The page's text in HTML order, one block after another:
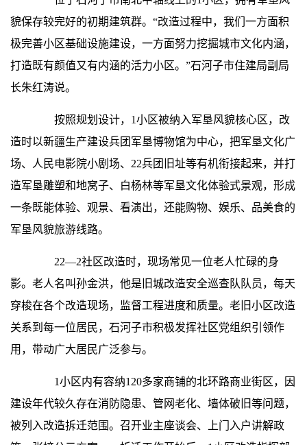
貌保存较完好的初期建筑群。“改造过程中，我们一方面积
极完善小区基础设施建设，一方面努力挖掘城市文化内涵，
打造既有颜值又有内涵的活力小区。”石河子市住建局副局
长朱红涛说。
按照规划设计，1小区被纳入军垦风貌核心区，改
造时以新疆生产建设兵团军垦博物馆为中心，把军垦文化广
场、人民电影院小剧场、22兵团旧址等有机衔接起来，并打
造军垦雕塑和地窝子、白杨林等军垦文化体验式景观，形成
一条既能体验、观景、看演出，还能购物、娱乐、品美食的
军垦风貌旅游线路。
22—2社区改造时，现场常见一位老人忙碌的身
影。老人名叫孙金洪，他是旧城改造安全巡查队队员，每天
穿梭在各个改造现场，监督工程进度和质量。老旧小区改造
关系到每一位居民，石河子市积极发挥社区党组织引领作
用，带动广大居民广泛参与。
1小区内有容纳120多家商铺的北环路商业街区，因
建设年代较久存在消防隐患、管网老化、墙体破旧等问题，
被列入改造拆迁范围。召开业主座谈会、上门入户讲解政